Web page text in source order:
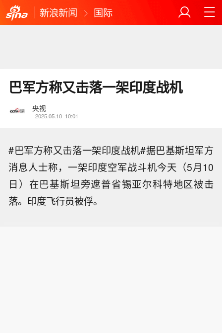
新浪新闻 国际
巴军方称又击落一架印度战机
央视
2025.05.10 10:01
#巴军方称又击落一架印度战机#据巴基斯坦军方
消息人士称，一架印度空军战斗机今天（5月10
日）在巴基斯坦旁遮普省锡亚尔科特地区被击
落。印度飞行员被俘。